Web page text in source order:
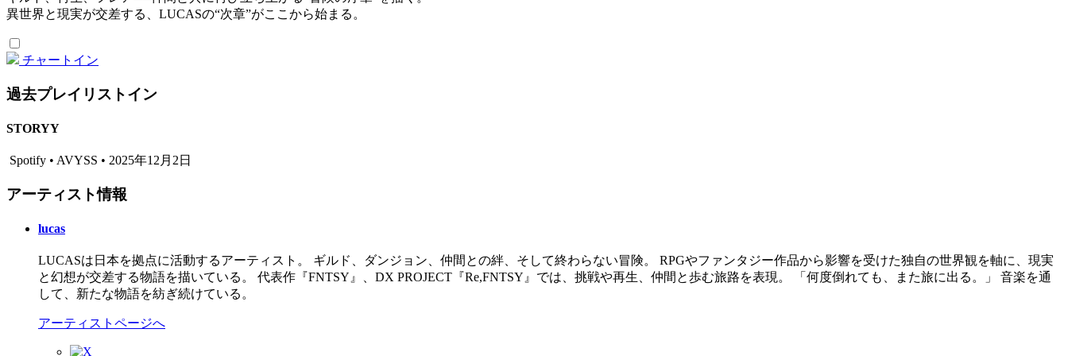
異世界と現実が交差する、LUCASの“次章”がここから始まる。
チャートイン
過去プレイリストイン
STORYY
Spotify • AVYSS • 2025年12月2日
アーティスト情報
lucas
LUCASは日本を拠点に活動するアーティスト。 ギルド、ダンジョン、仲間との絆、そして終わらない冒険。 RPGやファンタジー作品から影響を受けた独自の世界観を軸に、現実
と幻想が交差する物語を描いている。 代表作『FNTSY』、DX PROJECT『Re,FNTSY』では、挑戦や再生、仲間と歩む旅路を表現。 「何度倒れても、また旅に出る。」 音楽を通
して、新たな物語を紡ぎ続けている。
アーティストページへ